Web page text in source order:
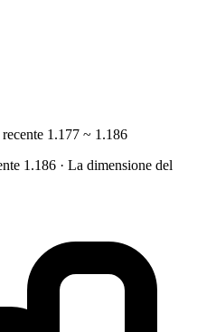
1.177 ~ 1.186
1.186 · La dimensione del